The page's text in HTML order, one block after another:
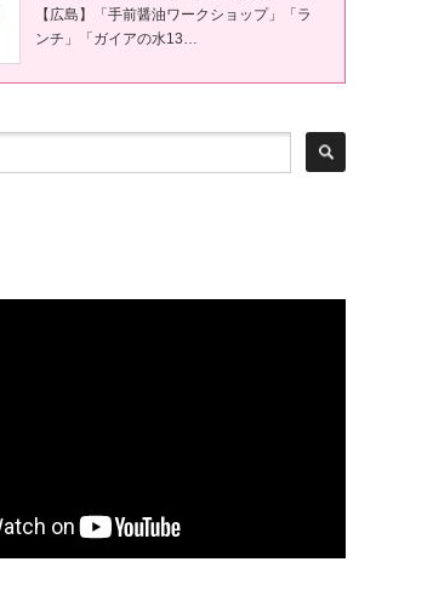
【広島】「手前醤油ワークショップ」「ラ
ンチ」「ガイアの水13…